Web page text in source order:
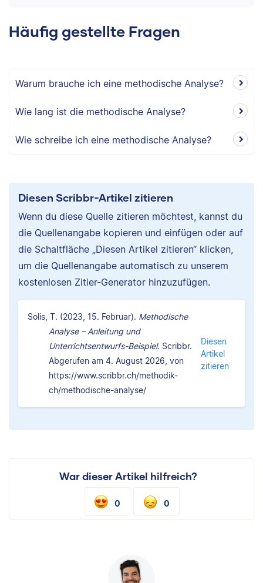
Häufig gestellte Fragen
Warum brauche ich eine methodische Analyse?
Wie lang ist die methodische Analyse?
Wie schreibe ich eine methodische Analyse?
Diesen Scribbr-Artikel zitieren
Wenn du diese Quelle zitieren möchtest, kannst du
die Quellenangabe kopieren und einfügen oder auf
die Schaltfläche „Diesen Artikel zitieren“ klicken,
um die Quellenangabe automatisch zu unserem
kostenlosen Zitier-Generator hinzuzufügen.
Solis, T. (2023, 15. Februar). Methodische
Analyse – Anleitung und
Unterrichtsentwurfs-Beispiel. Scribbr.
Abgerufen am 4. August 2026, von
https://www.scribbr.ch/methodik-
ch/methodische-analyse/
Diesen
Artikel
zitieren
War dieser Artikel hilfreich?
0 0